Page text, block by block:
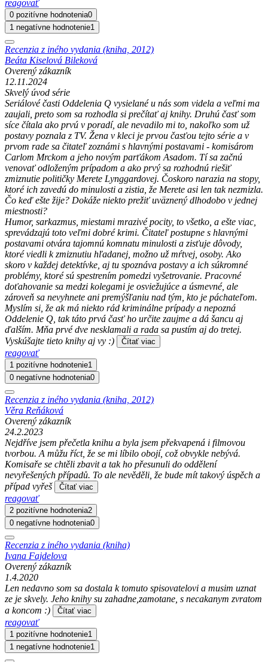
reagovať
0 pozitívne hodnotenia0
1 negatívne hodnotenie1
Recenzia z iného vydania (kniha, 2012)
Beáta Kiselová Bileková
Overený zákazník
12.11.2024
Skvelý úvod série
Seriálové časti Oddelenia Q vysielané u nás som videla a veľmi ma
zaujali, preto som sa rozhodla si prečítať aj knihy. Druhú časť som
síce čítala ako prvú v poradí, ale nevadilo mi to, nakoľko som už
postavy poznala z TV. Žena v kleci je prvou časťou tejto série a v
prvom rade sa čitateľ zoznámi s hlavnými postavami - komisárom
Carlom Mrckom a jeho novým parťákom Asadom. Tí sa začnú
venovať odloženým prípadom a ako prvý sa rozhodnú riešiť
zmiznutie političky Merete Lynggardovej. Čoskoro narazia na stopy,
ktoré ich zavedú do minulosti a zistia, že Merete asi len tak nezmizla.
Čo keď ešte žije? Dokáže niekto prežiť uväznený dlhodobo v jednej
miestnosti?
Humor, sarkazmus, miestami mrazivé pocity, to všetko, a ešte viac,
sprevádzajú toto veľmi dobré krimi. Čitateľ postupne s hlavnými
postavami otvára tajomnú komnatu minulosti a zisťuje dôvody,
ktoré viedli k zmiznutiu hľadanej, možno už mŕtvej, osoby. Ako
skoro v každej detektívke, aj tu spoznáva postavy a ich súkromné
problémy, ktoré sú spestrením pomedzi vyšetrovanie. Pracovné
doťahovanie sa medzi kolegami je osviežujúce a úsmevné, ale
zároveň sa nevyhnete ani premýšľaniu nad tým, kto je páchateľom.
Myslím si, že ak má niekto rád kriminálne prípady a nepozná
Oddelenie Q, tak táto prvá časť ho určite zaujme a dá šancu aj
ďalším. Mňa prvé dve nesklamali a rada sa pustím aj do tretej.
Vyskúšajte tieto knihy aj vy :)
Čítať viac
reagovať
1 pozitívne hodnotenie1
0 negatívne hodnotenia0
Recenzia z iného vydania (kniha, 2012)
Věra Reňáková
Overený zákazník
24.2.2023
Nejdříve jsem přečetla knihu a byla jsem překvapená i filmovou
tvorbou. A můžu říct, že se mi líbilo obojí, což obvykle nebývá.
Komisaře se chtěli zbavit a tak ho přesunuli do oddělení
nevyřešených případů. To ale nevěděli, že bude mít takový úspěch a
případ vyřeš
Čítať viac
reagovať
2 pozitívne hodnotenia2
0 negatívne hodnotenia0
Recenzia z iného vydania (kniha)
Ivana Fajdelova
Overený zákazník
1.4.2020
Len nedavno som sa dostala k tomuto spisovatelovi a musim uznat
ze je skvely. Jeho knihy su zahadne,zamotane, s necakanym zvratom
a koncom :)
Čítať viac
reagovať
1 pozitívne hodnotenie1
1 negatívne hodnotenie1